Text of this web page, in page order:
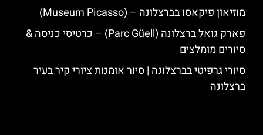
מוזיאון פיקאסו בברצלונה – (Museum Picasso)
פארק גואל ברצלונה (Parc Güell) – כרטיסי כניסה &
סיורים מומלצים
סיורי גרפיטי בברצלונה | סיור אומנות ציורי קיר בעיר
ברצלונה